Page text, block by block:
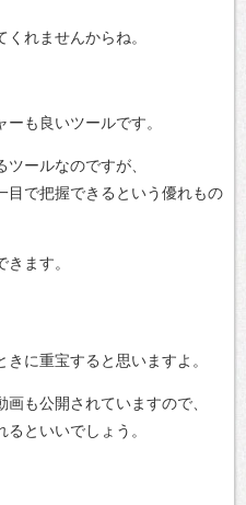
れませんからね。
も良いツールです。
ールなのですが、
目で把握できるという優れもの
ます。
に重宝すると思いますよ。
も公開されていますので、
といいでしょう。